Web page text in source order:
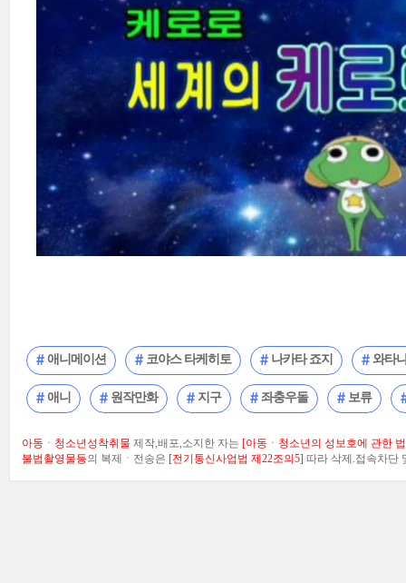
애니메이션 코야스 타케히토 나카타 죠지 와타
애니 원작만화 지구 좌충우돌 보류
아동ㆍ청소년성착취물 제작,배포,소지한 자는 [아동ㆍ청소년의 성보호에 관한
불법촬영물등의 복제ㆍ전송은 [전기통신사업법 제22조의5] 따라 삭제.접속차단